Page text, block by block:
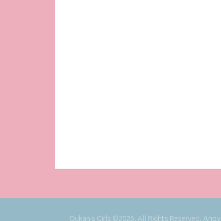
Dukan's Girls ©2026. All Rights Reserved.